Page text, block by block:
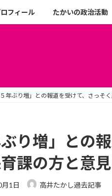
フィール たかいの政治活動
５年ぶり増」との報道を受けて、さっそ
ぶり増」との
課の方と意
1日 高井たかし過去記事